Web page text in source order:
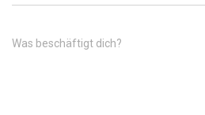
Was beschäftigt dich?